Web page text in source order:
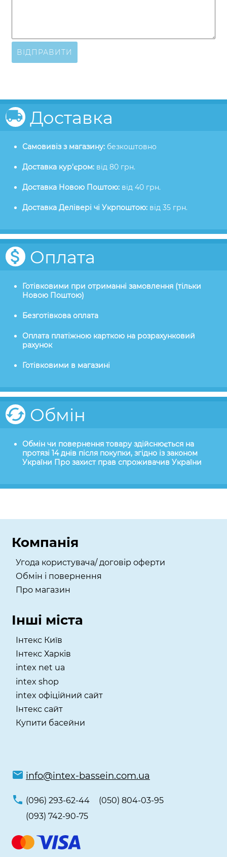
ВІДПРАВИТИ
Доставка
Самовивіз з магазину: безкоштовно
Доставка кур'єром: від 80 грн.
Доставка Новою Поштою: від 40 грн.
Доставка Делівері чі Укрпоштою: від 35 грн.
Оплата
Готівковими при отриманні замовлення (тільки
Новою Поштою)
Безготівкова оплата
Оплата платіжною карткою на розрахунковий
рахунок
Готівковими в магазині
Обмін
Обмін чи повернення товару здійснюється на
протязі 14 днів після покупки, згідно із законом
України Про захист прав спроживачив України
Компанія
Угода користувача/ договір оферти
Обмін і повернення
Про магазин
Інші міста
Інтекс Київ
​Інтекс Харків
intex net ua
intex shop
intex офіційний сайт
Інтекс сайт
Купити басейни
info@intex-bassein.com.ua
(096) 293-62-44
(050) 804-03-95
(093) 742-90-75